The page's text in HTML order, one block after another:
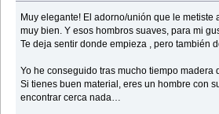
Muy elegante! El adorno/unión que le metiste
muy bien. Y esos hombros suaves, para mi
Te deja sentir donde empieza , pero también
Yo he conseguido tras mucho tiempo madera
Si tienes buen material, eres un hombre con
encontrar cerca nada…